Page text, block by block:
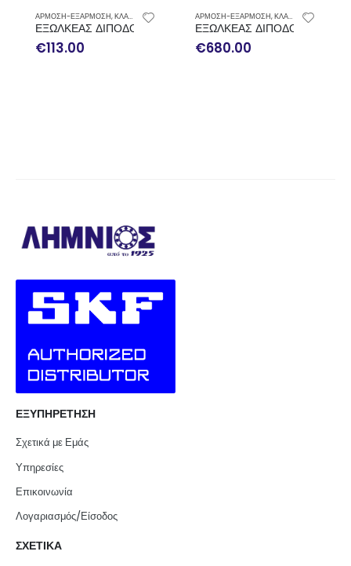
ΑΡΜΟΣΗ-ΕΞΑΡΜΟΣΗ,ΚΛΑΣΙΚΟΙ ΕΞΩΛΚΕΙΣ ΡΟΥΛΕΜΑΝ
ΕΞΩΛΚΕΑΣ ΔΙΠΟΔΟΣ ΜΙΝΙ ΜΕ ΛΕΠΤΑ ΝΥΧΙΑ KUKKO 43-001
113.00
ΑΡΜΟΣΗ-ΕΞΑΡΜΟΣΗ,ΚΛΑΣΙΚΟΙ ΕΞΩΛΚΕΙΣ ΡΟΥΛΕΜΑΝ
ΕΞΩΛΚΕΑΣ ΔΙΠΟΔΟΣ
680.00
ΕΞΥΠΗΡΕΤΗΣΗ
Σχετικά με Εμάς
Υπηρεσίες
Επικοινωνία
Λογαριασμός/Είσοδος
ΣΧΕΤΙΚΑ